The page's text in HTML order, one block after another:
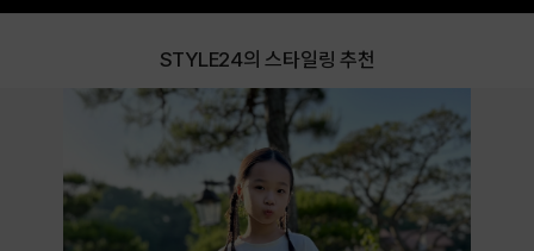
COLOR
STYLE24의 스타일링 추천